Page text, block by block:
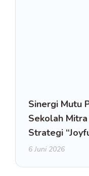
Sinergi Mutu
Sekolah
Strategi
6 Juni 2026